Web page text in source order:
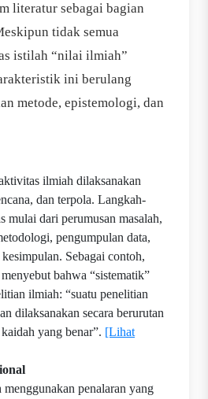
literatur sebagai bagian
tidak semua
istilah “nilai ilmiah”
ini berulang
metode, epistemologi, dan
ilmiah dilaksanakan
dan terpola. Langkah-
mulai dari perumusan masalah,
pengumpulan data,
Sebagai contoh,
bahwa “sistematik”
ilmiah: “suatu penelitian
dilaksanakan secara berurutan
yang benar”. [Lihat
penalaran yang